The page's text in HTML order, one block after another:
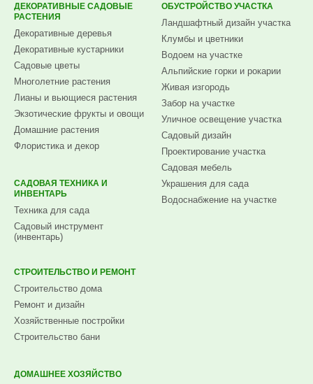
ДЕКОРАТИВНЫЕ САДОВЫЕ
РАСТЕНИЯ
Декоративные деревья
Декоративные кустарники
Садовые цветы
Многолетние растения
Лианы и вьющиеся растения
Экзотические фрукты и овощи
Домашние растения
Флористика и декор
САДОВАЯ ТЕХНИКА И
ИНВЕНТАРЬ
Техника для сада
Садовый инструмент
(инвентарь)
ОБУСТРОЙСТВО УЧАСТКА
Ландшафтный дизайн участка
Клумбы и цветники
Водоем на участке
Альпийские горки и рокарии
Живая изгородь
Забор на участке
Уличное освещение участка
Садовый дизайн
Проектирование участка
Садовая мебель
Украшения для сада
Водоснабжение на участке
СТРОИТЕЛЬСТВО И РЕМОНТ
Строительство дома
Ремонт и дизайн
Хозяйственные постройки
Строительство бани
ДОМАШНЕЕ ХОЗЯЙСТВО